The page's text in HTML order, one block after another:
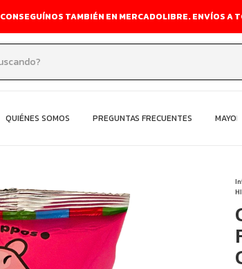
CONSEGUÍNOS TAMBIÉN EN MERCADOLIBRE. ENVÍOS A
QUIÉNES SOMOS PREGUNTAS FRECUENTES